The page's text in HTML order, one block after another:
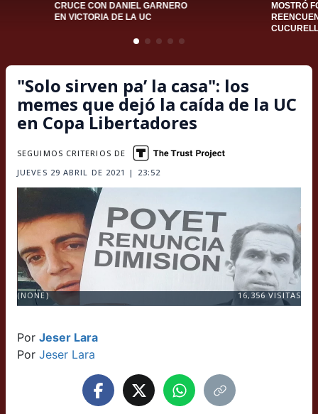
CRUCE CON DANIEL GARNERO
EN VICTORIA DE LA UC
MOSTRÓ
"Solo sirven pa’ la casa": los
memes que dejó la caída de la UC
en Copa Libertadores
JUEVES 29 ABRIL DE 2021 | 23:52
SEGUIMOS CRITERIOS DE
(NONE) 16,356 VISITAS
Por Jeser Lara
Por Jeser Lara